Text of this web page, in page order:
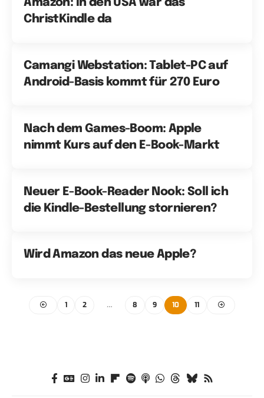
Amazon: In den USA war das
ChristKindle da
Camangi Webstation: Tablet-PC auf
Android-Basis kommt für 270 Euro
Nach dem Games-Boom: Apple
nimmt Kurs auf den E-Book-Markt
Neuer E-Book-Reader Nook: Soll ich
die Kindle-Bestellung stornieren?
Wird Amazon das neue Apple?
1 2 … 8 9 10 11